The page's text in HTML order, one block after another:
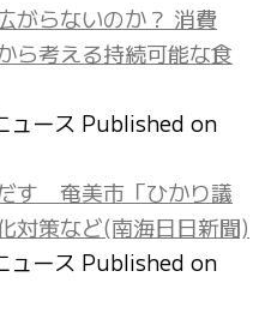
がらないのか？ 消費
ら考える持続可能な食
ュース Published on
す 奄美市「ひかり議
策など(南海日日新聞)
ュース Published on